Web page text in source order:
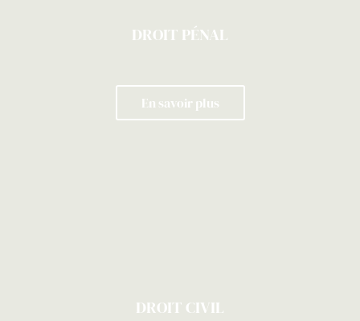
DROIT PÉNAL
En savoir plus
DROIT CIVIL